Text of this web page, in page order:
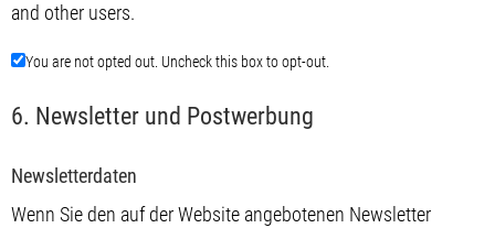
and other users.
You are not opted out. Uncheck this box to opt-out.
6. Newsletter und Postwerbung
Newsletter­daten
Wenn Sie den auf der Website angebotenen Newsletter